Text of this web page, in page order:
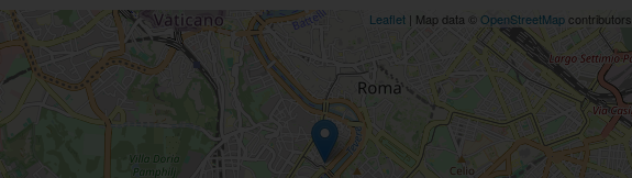
Posizione Leaflet | Map data © OpenStreetMapcontributors,